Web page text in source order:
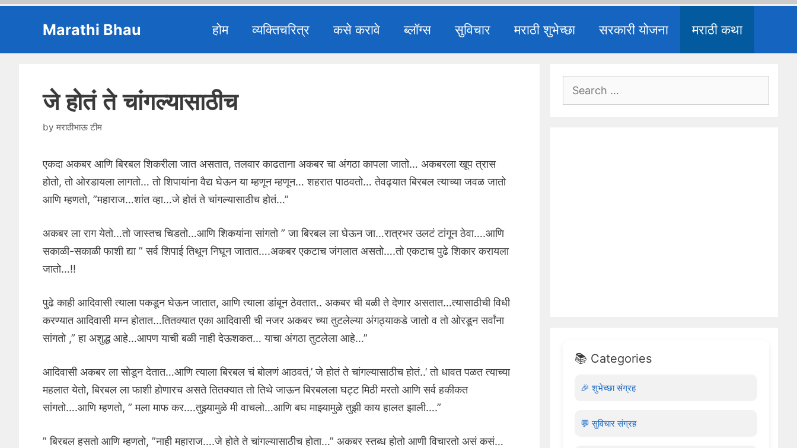
Marathi Bhau होम व्यक्तिचरित्र कसे करावे ब्लॉग्स सुविचार मराठी शुभेच्छा सरकारी योजना मराठी कथा
जे होतं ते चांगल्यासाठीच
byमराठीभाऊ टीम
एकदा अकबर आणि बिरबल शिकरीला जात असतात, तलवार काढताना अकबर चा अंगठा कापला जातो… अकबरला खूप त्रास
होतो, तो ओरडायला लागतो… तो शिपायांना वैद्य घेऊन या म्हणून म्हणून… शहरात पाठवतो… तेवढ्यात बिरबल त्याच्या जवळ जातो
आणि म्हणतो, ”महाराज…शांत व्हा…जे होतं ते चांगल्यासाठीच होतं…”
अकबर ला राग येतो…तो जास्तच चिडतो…आणि शिकयांना सांगतो ” जा बिरबल ला घेऊन जा…रात्रभर उलटं टांगून ठेवा….आणि
सकाळी-सकाळी फाशी द्या ” सर्व शिपाई तिथून निघून जातात….अकबर एकटाच जंगलात असतो….तो एकटाच पुढे शिकार करायला
जातो…!!
पुढे काही आदिवासी त्याला पकडून घेऊन जातात, आणि त्याला डांबून ठेवतात.. अकबर ची बळी ते देणार असतात…त्यासाठीची विधी
करण्यात आदिवासी मग्न होतात…तितक्यात एका आदिवासी ची नजर अकबर च्या तुटलेल्या अंगठ्याकडे जातो व तो ओरडून सर्वांना
सांगतो ,” हा अशुद्ध आहे…आपण याची बळी नाही देऊशकत… याचा अंगठा तुटलेला आहे…”
आदिवासी अकबर ला सोडून देतात…आणि त्याला बिरबल चं बोलणं आठवतं,’ जे होतं ते चांगल्यासाठीच होतं..’ तो धावत पळत त्याच्या
महलात येतो, बिरबल ला फाशी होणारच असते तितक्यात तो तिथे जाऊन बिरबलला घट्ट मिठी मरतो आणि सर्व हकीकत
सांगतो….आणि म्हणतो, ” मला माफ कर….तुझ्यामुळे मी वाचलो…आणि बघ माझ्यामुळे तुझी काय हालत झाली….”
” बिरबल हसतो आणि म्हणतो, ”नाही महाराज….जे होते ते चांगल्यासाठीच होता…” अकबर स्तब्ध होतो आणी विचारतो असं कसं…
Search
for:
📚 Categories
🎉 शुभेच्छा संग्रह
💬 सुविचार संग्रह